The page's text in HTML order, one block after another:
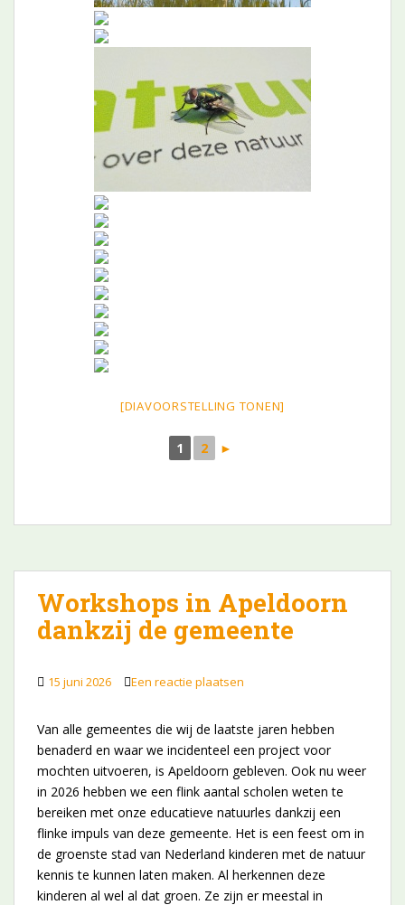
[DIAVOORSTELLING TONEN]
1 2 ►
Workshops in Apeldoorn
dankzij de gemeente
15 juni 2026 Een reactie plaatsen
Van alle gemeentes die wij de laatste jaren hebben
benaderd en waar we incidenteel een project voor
mochten uitvoeren, is Apeldoorn gebleven. Ook nu weer
in 2026 hebben we een flink aantal scholen weten te
bereiken met onze educatieve natuurles dankzij een
flinke impuls van deze gemeente. Het is een feest om in
de groenste stad van Nederland kinderen met de natuur
kennis te kunnen laten maken. Al herkennen deze
kinderen al wel al dat groen. Ze zijn er meestal in